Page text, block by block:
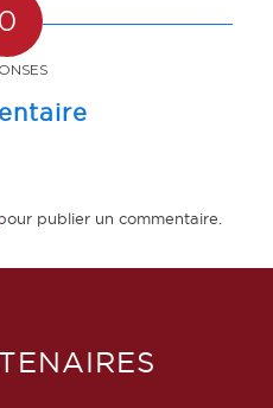
0
publier un commentaire.